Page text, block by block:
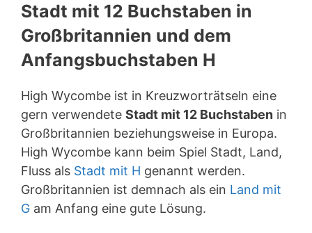
Stadt mit 12 Buchstaben in
Großbritannien und dem
Anfangsbuchstaben H
High Wycombe ist in Kreuzworträtseln eine
gern verwendete Stadt mit 12 Buchstaben in
Großbritannien beziehungsweise in Europa.
High Wycombe kann beim Spiel Stadt, Land,
Fluss als Stadt mit H genannt werden.
Großbritannien ist demnach als ein Land mit
G am Anfang eine gute Lösung.